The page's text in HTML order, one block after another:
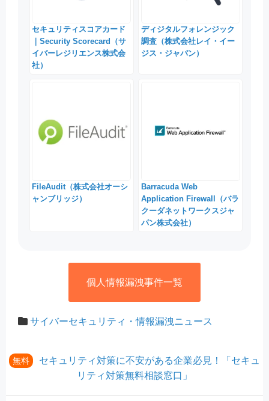
セキュリティスコアカード
｜Security Scorecard（サ
イバーレジリエンス株式会
社）
ディジタルフォレンジック
調査（株式会社レイ・イー
ジス・ジャパン）
FileAudit（株式会社オーシ
ャンブリッジ）
Barracuda Web
Application Firewall（バラ
クーダネットワークスジャ
パン株式会社）
個人情報漏洩事件一覧
サイバーセキュリティ・情報漏洩ニュース
無料
セキュリティ対策に不安がある企業必見！「セキュ
リティ対策無料相談窓口」